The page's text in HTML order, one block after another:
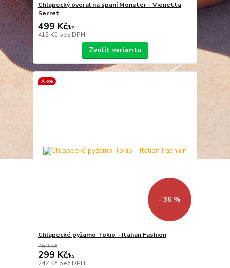
Chlapecký overal na spaní Monster - Vienetta
Secret
499 Kč/ks
412 Kč bez DPH
Zvolit variantu
Akce
- 36 %
Chlapecké pyžamo Tokio - Italian Fashion
469 Kč
299 Kč/ks
247 Kč bez DPH